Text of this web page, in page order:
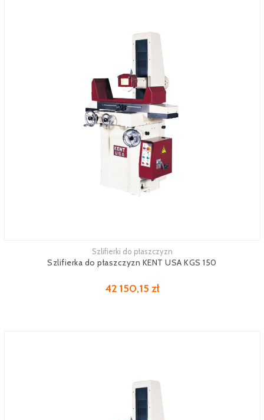
Szlifierki do płaszczyzn
Szlifierka do płaszczyzn KENT USA KGS 150
42 150,15 zł